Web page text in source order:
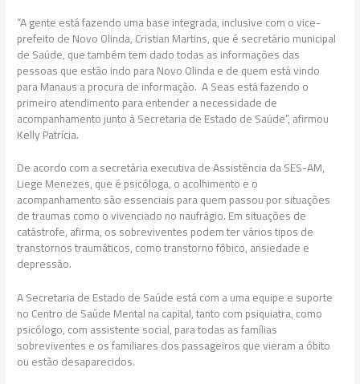
“A gente está fazendo uma base integrada, inclusive com o vice-
prefeito de Novo Olinda, Cristian Martins, que é secretário municipal
de Saúde, que também tem dado todas as informações das
pessoas que estão indo para Novo Olinda e de quem está vindo
para Manaus a procura de informação. A Seas está fazendo o
primeiro atendimento para entender a necessidade de
acompanhamento junto à Secretaria de Estado de Saúde”, afirmou
Kelly Patrícia.
De acordo com a secretária executiva de Assistência da SES-AM,
Liege Menezes, que é psicóloga, o acolhimento e o
acompanhamento são essenciais para quem passou por situações
de traumas como o vivenciado no naufrágio. Em situações de
catástrofe, afirma, os sobreviventes podem ter vários tipos de
transtornos traumáticos, como transtorno fóbico, ansiedade e
depressão.
A Secretaria de Estado de Saúde está com a uma equipe e suporte
no Centro de Saúde Mental na capital, tanto com psiquiatra, como
psicólogo, com assistente social, para todas as famílias
sobreviventes e os familiares dos passageiros que vieram a óbito
ou estão desaparecidos.